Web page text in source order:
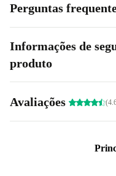
Perguntas
Informações de
produto
Avaliações